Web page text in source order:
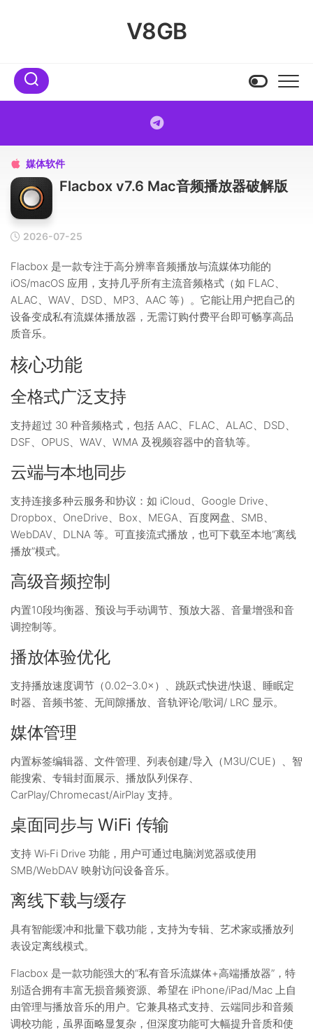
V8GB
 媒体软件
Flacbox v7.6 Mac音频播放器破解版
2026-07-25
Flacbox 是一款专注于高分辨率音频播放与流媒体功能的
iOS/macOS 应用，支持几乎所有主流音频格式（如 FLAC、
ALAC、WAV、DSD、MP3、AAC 等）。它能让用户把自己的
设备变成私有流媒体播放器，无需订购付费平台即可畅享高品
质音乐。
核心功能
全格式广泛支持
支持超过 30 种音频格式，包括 AAC、FLAC、ALAC、DSD、
DSF、OPUS、WAV、WMA 及视频容器中的音轨等。
云端与本地同步
支持连接多种云服务和协议：如 iCloud、Google Drive、
Dropbox、OneDrive、Box、MEGA、百度网盘、SMB、
WebDAV、DLNA 等。可直接流式播放，也可下载至本地“离线
播放”模式。
高级音频控制
内置10段均衡器、预设与手动调节、预放大器、音量增强和音
调控制等。
播放体验优化
支持播放速度调节（0.02–3.0×）、跳跃式快进/快退、睡眠定
时器、音频书签、无间隙播放、音轨评论/歌词/ LRC 显示。
媒体管理
内置标签编辑器、文件管理、列表创建/导入（M3U/CUE）、智
能搜索、专辑封面展示、播放队列保存、
CarPlay/Chromecast/AirPlay 支持。
桌面同步与 WiFi 传输
支持 Wi‑Fi Drive 功能，用户可通过电脑浏览器或使用
SMB/WebDAV 映射访问设备音乐。
离线下载与缓存
具有智能缓冲和批量下载功能，支持为专辑、艺术家或播放列
表设定离线模式。
Flacbox 是一款功能强大的“私有音乐流媒体+高端播放器”，特
别适合拥有丰富无损音频资源、希望在 iPhone/iPad/Mac 上自
由管理与播放音乐的用户。它兼具格式支持、云端同步和音频
调校功能，虽界面略显复杂，但深度功能可大幅提升音质和使